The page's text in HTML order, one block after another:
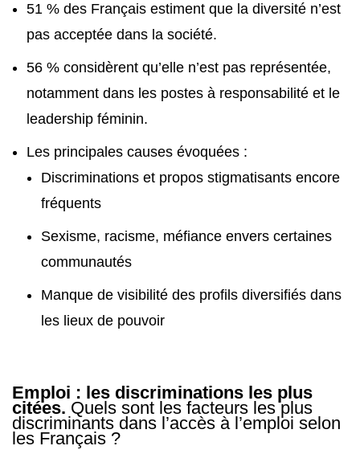
51 % des Français estiment que la diversité n’est
pas acceptée dans la société.
56 % considèrent qu’elle n’est pas représentée,
notamment dans les postes à responsabilité et le
leadership féminin.
Les principales causes évoquées :
Discriminations et propos stigmatisants encore
fréquents
Sexisme, racisme, méfiance envers certaines
communautés
Manque de visibilité des profils diversifiés dans
les lieux de pouvoir
Emploi : les discriminations les plus
citées. Quels sont les facteurs les plus
discriminants dans l’accès à l’emploi selon
les Français ?